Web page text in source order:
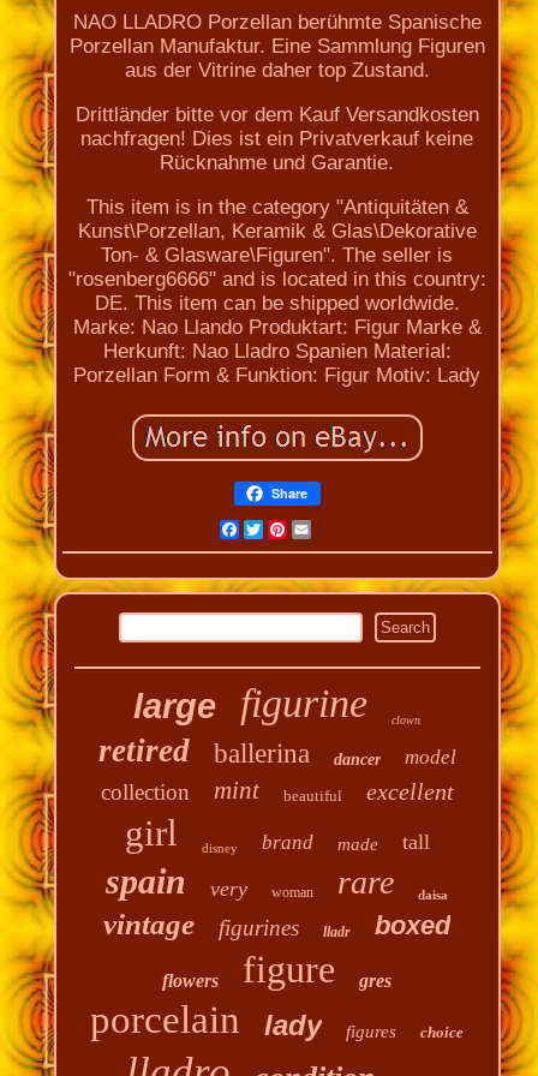
NAO LLADRO Porzellan berühmte Spanische
Porzellan Manufaktur. Eine Sammlung Figuren
aus der Vitrine daher top Zustand.
Drittländer bitte vor dem Kauf Versandkosten
nachfragen! Dies ist ein Privatverkauf keine
Rücknahme und Garantie.
This item is in the category "Antiquitäten &
Kunst\Porzellan, Keramik & Glas\Dekorative
Ton- & Glasware\Figuren". The seller is
"rosenberg6666" and is located in this country:
DE. This item can be shipped worldwide.
Marke: Nao Llando Produktart: Figur Marke &
Herkunft: Nao Lladro Spanien Material:
Porzellan Form & Funktion: Figur Motiv: Lady
Share
Facebook
Twitter
Pinterest
Email
large figurine clown
retired ballerina dancer model
collection mint beautiful excellent
girl disney brand made tall
spain very woman rare daisa
vintage figurines lladr boxed
flowers figure gres
porcelain lady figures choice